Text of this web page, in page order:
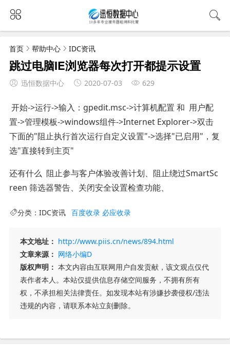
首页 帮助中心 IDC资讯
跳过电脑IE浏览器每次打开都提示设置
迅恒数据中心 2020-07-03 629
开始->运行->输入：gpedit.msc->计算机配置 和 用户配
置->管理模板->windows组件->Internet Explorer->双击
下面的"阻止执行首次运行自定义设置"->选择"已启用"，复
选"直接转到主页"
还有什么 阻止参与客户体验改善计划、阻止绕过SmartSc
reen 筛选器警告、关闭安全设置检查功能、
分类： IDC资讯 百度收录 必应收录
本文地址： http://www.piis.cn/news/894.html
文章来源： 网络小编D
版权声明： 本文内容由互联网用户自发贡献，该文观点仅代
表作者本人。本站仅提供信息存储空间服务，不拥有所有
权，不承担相关法律责任。如发现本站有涉嫌抄袭侵权/违法
违规的内容，请联系本站立刻删除。